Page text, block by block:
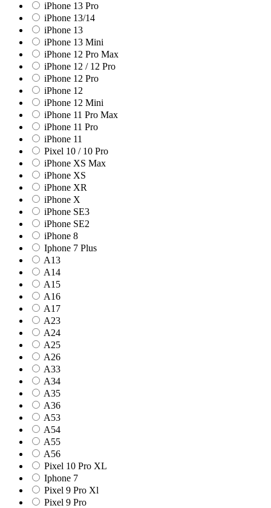
iPhone 13 Pro
iPhone 13/14
iPhone 13
iPhone 13 Mini
iPhone 12 Pro Max
iPhone 12 / 12 Pro
iPhone 12 Pro
iPhone 12
iPhone 12 Mini
iPhone 11 Pro Max
iPhone 11 Pro
iPhone 11
Pixel 10 / 10 Pro
iPhone XS Max
iPhone XS
iPhone XR
iPhone X
iPhone SE3
iPhone SE2
iPhone 8
Iphone 7 Plus
A13
A14
A15
A16
A17
A23
A24
A25
A26
A33
A34
A35
A36
A53
A54
A55
A56
Pixel 10 Pro XL
Iphone 7
Pixel 9 Pro Xl
Pixel 9 Pro